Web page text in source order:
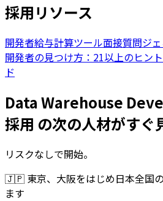
採用リソース
開発者給与計算ツール面接質問ジ
開発者の見つけ方：21以上のヒント
ド
Data Warehouse
採用 の次の人材がすぐ
リスクなしで開始。
🇯🇵 東京、大阪をはじめ日本全国
ます